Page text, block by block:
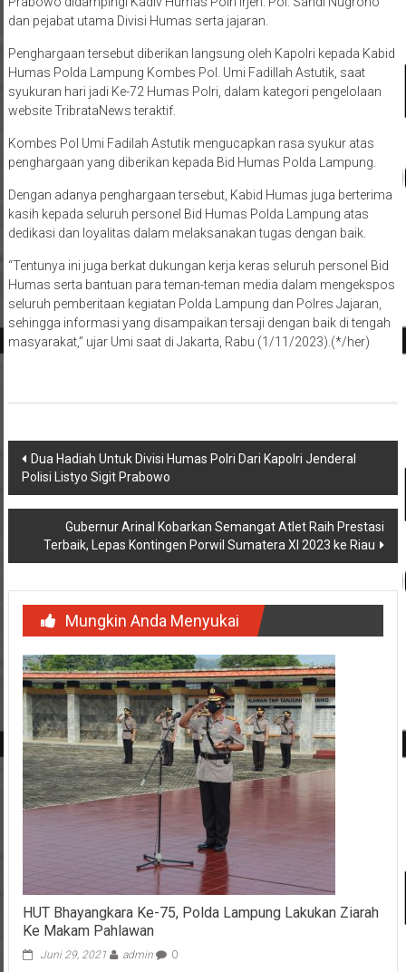
dan pejabat utama Divisi Humas serta jajaran.
Penghargaan tersebut diberikan langsung oleh Kapolri kepada Kabid
Humas Polda Lampung Kombes Pol. Umi Fadillah Astutik, saat
syukuran hari jadi Ke-72 Humas Polri, dalam kategori pengelolaan
website TribrataNews teraktif.
Kombes Pol Umi Fadilah Astutik mengucapkan rasa syukur atas
penghargaan yang diberikan kepada Bid Humas Polda Lampung.
Dengan adanya penghargaan tersebut, Kabid Humas juga berterima
kasih kepada seluruh personel Bid Humas Polda Lampung atas
dedikasi dan loyalitas dalam melaksanakan tugas dengan baik.
“Tentunya ini juga berkat dukungan kerja keras seluruh personel Bid
Humas serta bantuan para teman-teman media dalam mengekspos
seluruh pemberitaan kegiatan Polda Lampung dan Polres Jajaran,
sehingga informasi yang disampaikan tersaji dengan baik di tengah
masyarakat,” ujar Umi saat di Jakarta, Rabu (1/11/2023).(*/her)
Navigasi
pos
Dua Hadiah Untuk Divisi Humas Polri Dari Kapolri Jenderal
Polisi Listyo Sigit Prabowo
Gubernur Arinal Kobarkan Semangat Atlet Raih Prestasi
Terbaik, Lepas Kontingen Porwil Sumatera XI 2023 ke Riau
Mungkin Anda Menyukai
HUT Bhayangkara Ke-75, Polda Lampung Lakukan Ziarah
Ke Makam Pahlawan
Juni 29, 2021 admin 0